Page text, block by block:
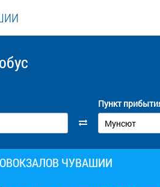
Пункт
ЧУВАШИИ